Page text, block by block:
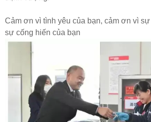
Cảm ơn vì tình yêu của bạn, cảm ơn vì
sự cống hiến của bạn